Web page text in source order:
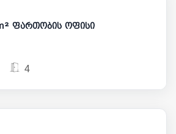
ფართობის ოფისი
4
2 500